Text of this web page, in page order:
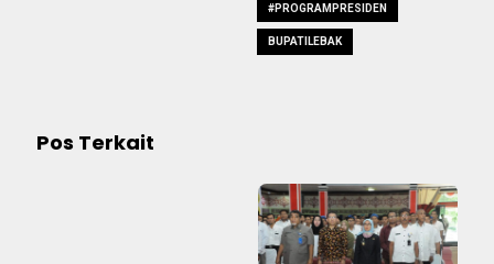
#PROGRAMPRESIDEN
BUPATILEBAK
Pos Terkait